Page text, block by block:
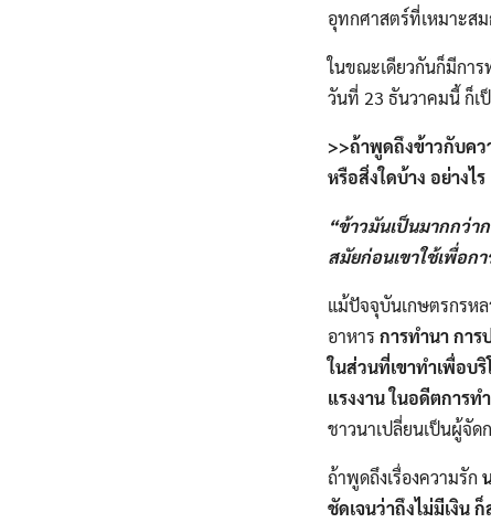
อุทกศาสตร์​ที่เหมาะส
ในขณะเดียวกันก็มีกา
วันที่​ 23​ ธันวาคม​นี้​ ก็เ
>>ถ้าพูดถึงข้าวกับคว
หรือสิ่งใดบ้าง​ อย่างไร
“ข้าวมันเป็นมากกว่า
สมัยก่อนเขาใช้เพื่อก
แม้ปัจจุบัน​เกษตรกร​ห
อาหาร​ การทำนา กา
ในส่วนที่เขาทำเพื่อบ
แรงงาน​ ในอดีตการ
ชาวนาเปลี่ยนเป็นผู้จั
ถ้าพูดถึงเรื่องความรัก​
ชัดเจนว่าถึงไม่มีเงิน​